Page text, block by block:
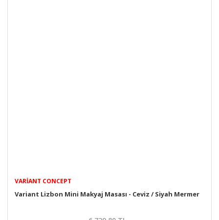
VARIANT CONCEPT
Variant Lizbon Mini Makyaj Masası - Ceviz / Siyah Mermer